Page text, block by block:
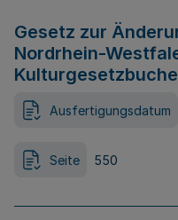
Gesetz zur
Nordrhein-
Ausfertigungsdatum
Seite 550